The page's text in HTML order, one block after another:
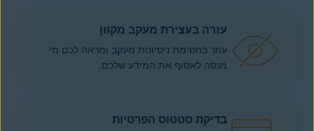
עזרה בעצירת מעקב מקוון
עוזר בחסימת ניסיונות מעקב ומראה לכם מי
מנסה לאסוף את המידע שלכם.
בדיקת סטטוס הפרטיות